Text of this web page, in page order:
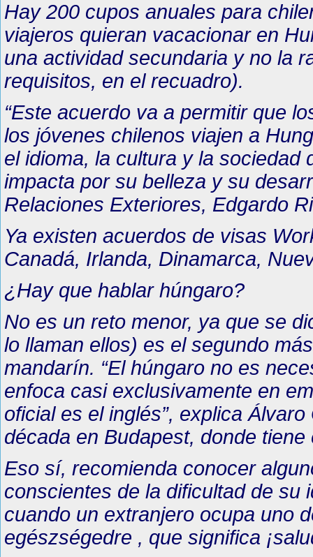
Hay 200 cupos anuales para
viajeros quieran vacacionar en
una actividad secundaria y no la
requisitos, en el recuadro).
“Este acuerdo va a permitir que
los jóvenes chilenos viajen a
el idioma, la cultura y la
impacta por su belleza y su
Relaciones Exteriores, Edgardo
Ya existen acuerdos de visas
Canadá, Irlanda, Dinamarca,
¿Hay que hablar húngaro?
No es un reto menor, ya que se
lo llaman ellos) es el segundo
mandarín. “El húngaro no es
enfoca casi exclusivamente en
oficial es el inglés”, explica
década en Budapest, donde
Eso sí, recomienda conocer
conscientes de la dificultad de su
cuando un extranjero ocupa uno
egészségedre , que significa